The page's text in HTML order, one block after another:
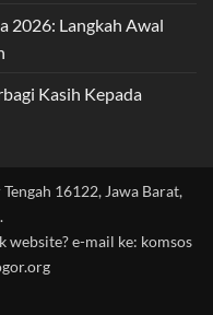
2026: Langkah Awal
Kasih Kepada
16122, Jawa Barat,
e-mail ke: komsos